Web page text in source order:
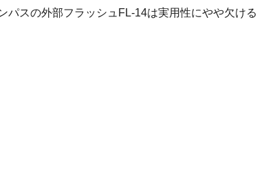
パスの外部フラッシュFL-14は実用性にやや欠ける